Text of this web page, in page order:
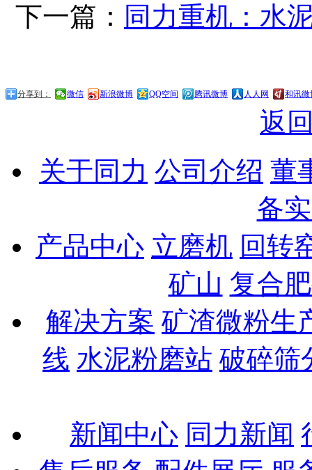
下一篇： 同力重机：水
分享到： 微信 新浪微博 QQ空间 腾讯微博 人人网 和讯微
返
关于同力 公司介绍 董
备
产品中心 立磨机 回转
矿山 复合
解决方案 矿渣微粉生
线 水泥粉磨站 破碎筛
新闻中心 同力新闻